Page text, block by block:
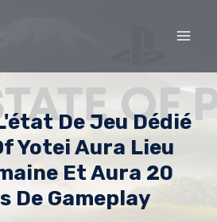
De Jeu Dédié
Yotei Aura Lieu
Et Aura 20
De Gameplay